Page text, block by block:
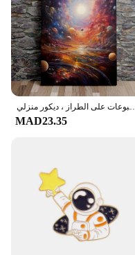
MAD23.35